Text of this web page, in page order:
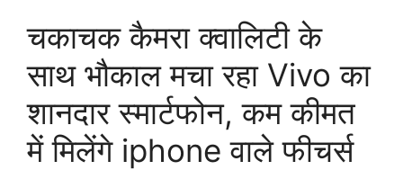
चकाचक कैमरा क्वालिटी के
साथ भौकाल मचा रहा Vivo का
शानदार स्मार्टफोन, कम कीमत
में मिलेंगे iphone वाले फीचर्स